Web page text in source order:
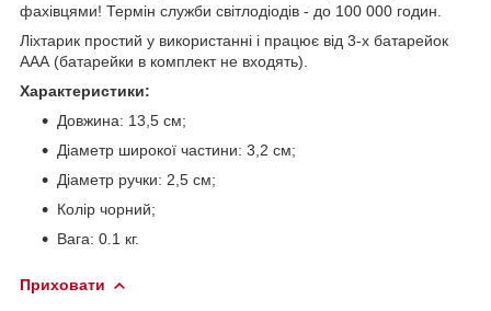
фахівцями! Термін служби світлодіодів - до 100 000 годин.
Ліхтарик простий у використанні і працює від 3-х батарейок
ААА (батарейки в комплект не входять).
Характеристики:
Довжина: 13,5 см;
Діаметр широкої частини: 3,2 см;
Діаметр ручки: 2,5 см;
Колір чорний;
Вага: 0.1 кг.
Приховати